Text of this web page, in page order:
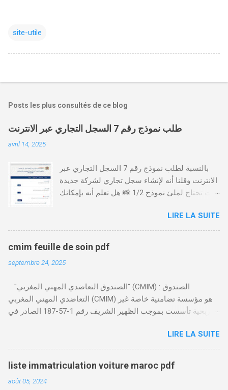
site-utile
Posts les plus consultés de ce blog
طلب نموذج رقم 7 السجل التجاري عبر الانترنت
avril 14, 2025
بالنسبة لطلب نموذج رقم 7 السجل التجاري عبر
الانترنت وقلنا أنه لإنشاء سجل تجاري لشركة جديدة
أنت تحتاج لملئ نموذج 1/2 📸 هل تعلم أنه بإمكانك
من خلال الموقع التابع لوزارة العدل، بدون الحاجة
للتنقل للمحكمة التجارية
https://servicesenligne.justice.gov.ma كيفية
طلب النموذجين 7 و 9 من الإنترنت في المغرب .
الخطوات: الدخول إلى موقع المحاكم-
المعلومات الشخصية إضافة معلومات الطالب .
دفع واجب الأداء 20 درهم عن طريق البطاقة
البنكية. تأكيد العملية . استلام النموذج في مدة
LIRE LA SUITE
cmim feuille de soin pdf
septembre 24, 2025
"الصندوق التعاضدي المهني المغربي" (CMIM) : الصندوق
التعاضدي المهني المغربي (CMIM) هو مؤسسة تضامنية خاصة غير
ربحية تأسست بموجب الظهير الشريف رقم 1-57-187 الصادر في
المهنية لفائدة الأجراء والعاملين في مختلف المقاولات المغربية. تدير
CMIM شبكة واسعة من المنخرطين وتعمل على تقديم تغطية صحية
شاملة تجمع بين التضامن وجودة الخدمة. Télécharger cmim feuille
الصندوق التعاضدي المهني المغربي دورًا حيويًا في النهوض بالصحة
LIRE LA SUITE
liste immatriculation voiture maroc pdf
août 05, 2024